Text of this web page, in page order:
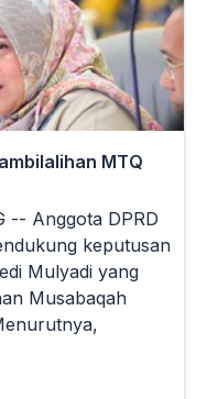
MTQ
-- Anggota DPRD
keputusan
Mulyadi yang
Musabaqah